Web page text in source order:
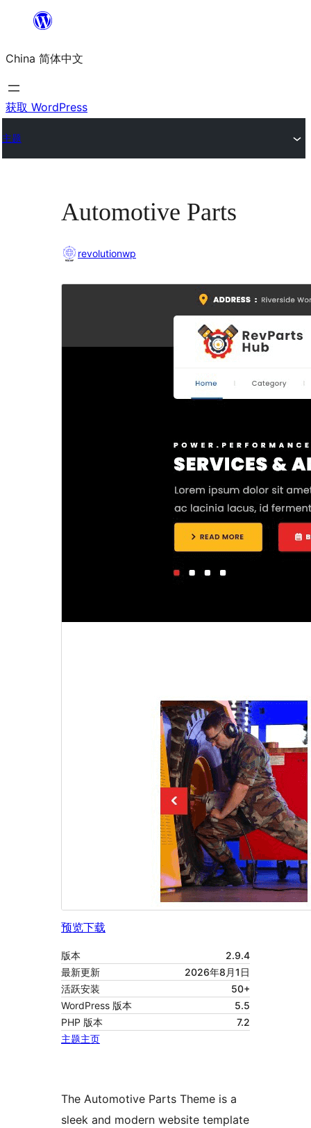
内
容
China 简体中文
获取 WordPress
主题
Automotive Parts
revolutionwp
预览下载
版本
2.9.4
最新更新
2026年8月1日
活跃安装
50+
WordPress 版本
5.5
PHP 版本
7.2
主题主页
The Automotive Parts Theme is a
sleek and modern website template